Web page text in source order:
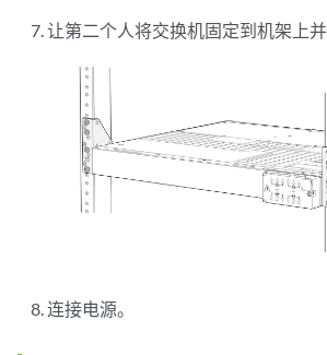
让第二个人将交换机固定到机架上并
连接电源。